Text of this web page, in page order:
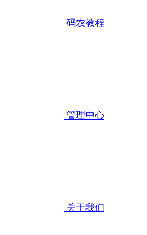
码农教程
管理中心
关于我们